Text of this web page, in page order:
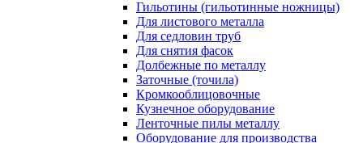
Гильотины (гильотинные ножницы)
Для листового металла
Для седловин труб
Для снятия фасок
Долбежные по металлу
Заточные (точила)
Кромкооблицовочные
Кузнечное оборудование
Ленточные пилы металлу
Оборудование для производства